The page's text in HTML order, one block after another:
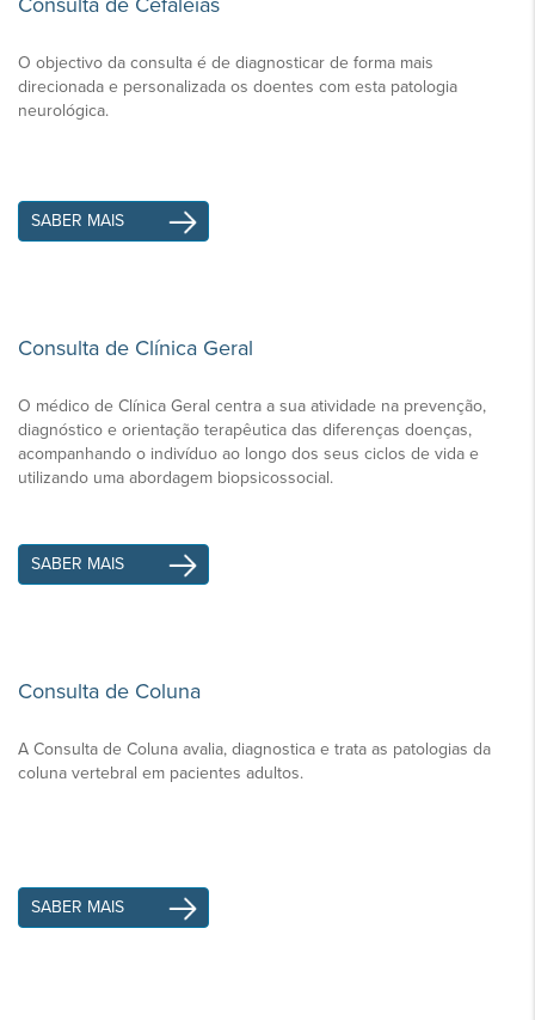
O objectivo da consulta é de diagnosticar de forma mais
direcionada e personalizada os doentes com esta patologia
neurológica.
SABER MAIS
Consulta de Clínica Geral
O médico de Clínica Geral centra a sua atividade na prevenção,
diagnóstico e orientação terapêutica das diferenças doenças,
acompanhando o indivíduo ao longo dos seus ciclos de vida e
utilizando uma abordagem biopsicossocial.
SABER MAIS
Consulta de Coluna
A Consulta de Coluna avalia, diagnostica e trata as patologias da
coluna vertebral em pacientes adultos.
SABER MAIS